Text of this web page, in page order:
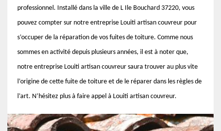
professionnel. Installé dans la ville de L Ile Bouchard 37220, vous
pouvez compter sur notre entreprise Louiti artisan couvreur pour
s’occuper de la réparation de vos fuites de toiture. Comme nous
sommes en activité depuis plusieurs années, il est à noter que,
notre entreprise Louiti artisan couvreur saura trouver au plus vite
l’origine de cette fuite de toiture et de le réparer dans les règles de
l’art. N’hésitez plus à faire appel à Louiti artisan couvreur.